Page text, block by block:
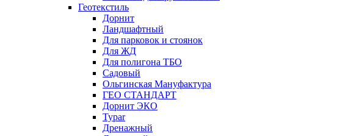
Геотекстиль
Дорнит
Ландшафтный
Для парковок и стоянок
Для ЖД
Для полигона ТБО
Садовый
Ольгинская Мануфактура
ГЕО СТАНДАРТ
Дорнит ЭКО
Typar
Дренажный